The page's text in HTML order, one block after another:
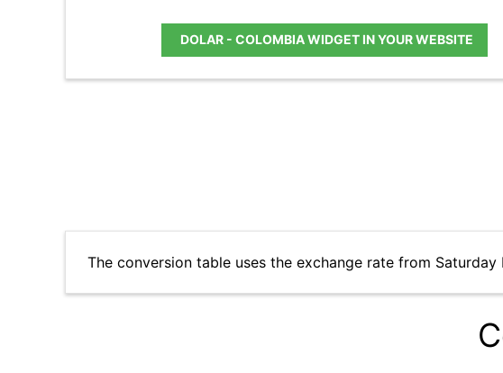
DOLAR - COLOMBIA WIDGET IN YOUR WEBSITE
The conversion table uses the exchange rate from